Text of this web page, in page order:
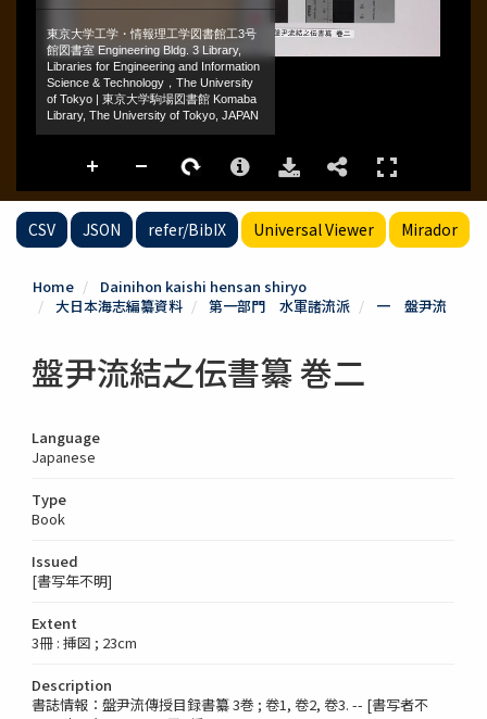
CSV JSON refer/BibIX Universal Viewer Mirador
Home
Dainihon kaishi hensan shiryo
大日本海志編纂資料
第一部門 水軍諸流派 一 盤尹流
盤尹流結之伝書纂 巻二
Language
Japanese
Type
Book
Issued
[書写年不明]
Extent
3冊 : 挿図 ; 23cm
Description
書誌情報：盤尹流傳授目録書纂 3巻 ; 卷1, 卷2, 卷3. -- [書写者不